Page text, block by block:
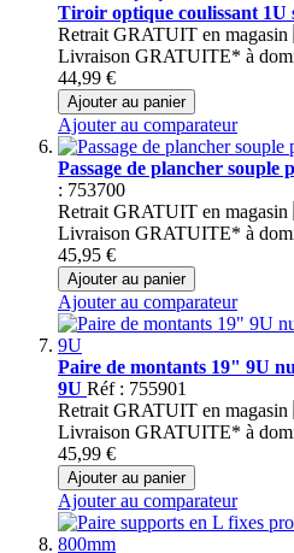
Tiroir optique coulissant 1U
Retrait GRATUIT en magasin
Livraison GRATUITE* à
44,99 €
Ajouter au panier
Ajouter au comparateur
Passage de plancher souple
: 753700
Retrait GRATUIT en magasin
Livraison GRATUITE* à
45,95 €
Ajouter au panier
Ajouter au comparateur
Paire de montants 19" 9U
9U Réf : 755901
Retrait GRATUIT en magasin
Livraison GRATUITE* à
45,99 €
Ajouter au panier
Ajouter au comparateur